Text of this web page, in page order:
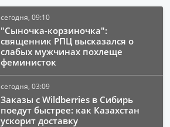
сегодня, 09:10
"Сыночка-корзиночка":
священник РПЦ высказался о
слабых мужчинах похлеще
феминисток
сегодня, 03:09
Заказы с Wildberries в Сибирь
поедут быстрее: как Казахстан
ускорит доставку